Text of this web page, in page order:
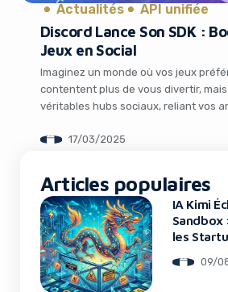
Actualités API unifiée
Discord Lance Son SDK :
Jeux en Social
Imaginez un monde où vos jeux
contentent plus de vous divertir,
véritables hubs sociaux, reliant vos
devient réalité grâce à une
17/03/2025
Articles populaires
IA Kimi
les
09/
using an ad-